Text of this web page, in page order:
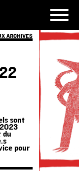
ARCHIVES
sont
du
pour